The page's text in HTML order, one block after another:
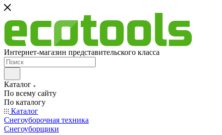
Интернет-магазин представительского класса
Каталог
По всему сайту
По каталогу
Каталог
Снегоуборочная техника
Снегоуборщики